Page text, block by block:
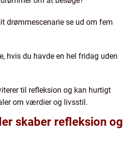
drømmescenarie se ud om fem
hvis du havde en hel fridag uden
til refleksion og kan hurtigt
om værdier og livsstil.
skaber refleksion og